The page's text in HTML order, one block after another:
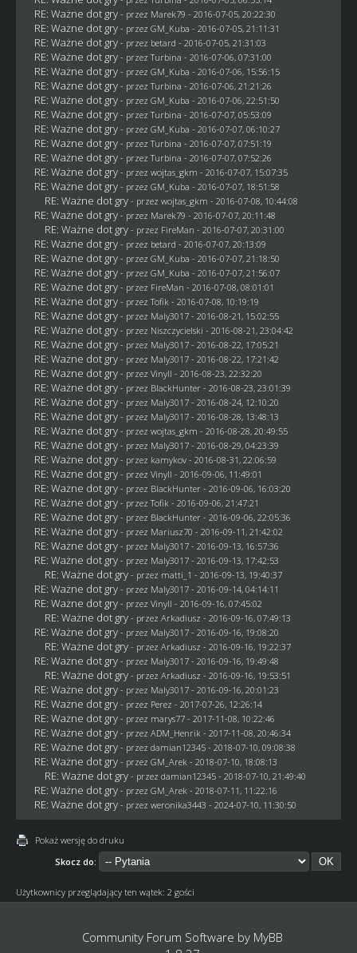
RE: Ważne dot gry - przez Marek79 - 2016-07-05, 20:22:30
RE: Ważne dot gry - przez GM_Kuba - 2016-07-05, 21:11:31
RE: Ważne dot gry - przez betard - 2016-07-05, 21:31:03
RE: Ważne dot gry - przez Turbina - 2016-07-06, 07:31:00
RE: Ważne dot gry - przez GM_Kuba - 2016-07-06, 15:56:15
RE: Ważne dot gry - przez Turbina - 2016-07-06, 21:21:26
RE: Ważne dot gry - przez GM_Kuba - 2016-07-06, 22:51:50
RE: Ważne dot gry - przez Turbina - 2016-07-07, 05:53:09
RE: Ważne dot gry - przez GM_Kuba - 2016-07-07, 06:10:27
RE: Ważne dot gry - przez Turbina - 2016-07-07, 07:51:19
RE: Ważne dot gry - przez Turbina - 2016-07-07, 07:52:26
RE: Ważne dot gry - przez wojtas_gkm - 2016-07-07, 15:07:35
RE: Ważne dot gry - przez GM_Kuba - 2016-07-07, 18:51:58
RE: Ważne dot gry - przez wojtas_gkm - 2016-07-08, 10:44:08
RE: Ważne dot gry - przez Marek79 - 2016-07-07, 20:11:48
RE: Ważne dot gry - przez FireMan - 2016-07-07, 20:31:00
RE: Ważne dot gry - przez betard - 2016-07-07, 20:13:09
RE: Ważne dot gry - przez GM_Kuba - 2016-07-07, 21:18:50
RE: Ważne dot gry - przez GM_Kuba - 2016-07-07, 21:56:07
RE: Ważne dot gry - przez FireMan - 2016-07-08, 08:01:01
RE: Ważne dot gry - przezTofik - 2016-07-08, 10:19:19
RE: Ważne dot gry - przez Maly3017- 2016-08-21, 15:02:55
RE: Ważne dot gry - przez Niszczycielski - 2016-08-21, 23:04:42
RE: Ważne dot gry - przez Maly3017- 2016-08-22, 17:05:21
RE: Ważne dot gry - przez Maly3017- 2016-08-22, 17:21:42
RE: Ważne dot gry - przez Vinyll - 2016-08-23, 22:32:20
RE: Ważne dot gry - przez BlackHunter- 2016-08-23, 23:01:39
RE: Ważne dot gry - przez Maly3017- 2016-08-24, 12:10:20
RE: Ważne dot gry - przez Maly3017- 2016-08-28, 13:48:13
RE: Ważne dot gry - przez wojtas_gkm - 2016-08-28, 20:49:55
RE: Ważne dot gry - przez Maly3017- 2016-08-29, 04:23:39
RE: Ważne dot gry - przez kamykov- 2016-08-31, 22:06:59
RE: Ważne dot gry - przez Vinyll - 2016-09-06, 11:49:01
RE: Ważne dot gry - przez BlackHunter- 2016-09-06, 16:03:20
RE: Ważne dot gry - przezTofik - 2016-09-06, 21:47:21
RE: Ważne dot gry - przez BlackHunter- 2016-09-06, 22:05:36
RE: Ważne dot gry - przez Mariusz70 - 2016-09-11, 21:42:02
RE: Ważne dot gry - przez Maly3017- 2016-09-13, 16:57:36
RE: Ważne dot gry - przez Maly3017- 2016-09-13, 17:42:53
RE: Ważne dot gry - przez matti_1 - 2016-09-13, 19:40:37
RE: Ważne dot gry - przez Maly3017- 2016-09-14, 04:14:11
RE: Ważne dot gry - przez Vinyll - 2016-09-16, 07:45:02
RE: Ważne dot gry - przez Arkadiusz - 2016-09-16, 07:49:13
RE: Ważne dot gry - przez Maly3017- 2016-09-16, 19:08:20
RE: Ważne dot gry - przez Arkadiusz - 2016-09-16, 19:22:37
RE: Ważne dot gry - przez Maly3017- 2016-09-16, 19:49:48
RE: Ważne dot gry - przez Arkadiusz - 2016-09-16, 19:53:51
RE: Ważne dot gry - przez Maly3017- 2016-09-16, 20:01:23
RE: Ważne dot gry - przez Perez - 2017-07-26, 12:26:14
RE: Ważne dot gry - przez marys77- 2017-11-08, 10:22:46
RE: Ważne dot gry - przez ADM_Henrik - 2017-11-08, 20:46:34
RE: Ważne dot gry - przez damian12345- 2018-07-10, 09:08:38
RE: Ważne dot gry - przez GM_Arek - 2018-07-10, 18:08:13
RE: Ważne dot gry - przez damian12345- 2018-07-10, 21:49:40
RE: Ważne dot gry - przez GM_Arek - 2018-07-11, 11:22:16
RE: Ważne dot gry - przez weronika3443 - 2024-07-10, 11:30:50
Pokaż wersję do druku
Skocz do:
Użytkownicy przeglądający ten wątek: 2 gości
Community Forum Software by MyBB